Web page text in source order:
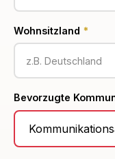
Wohnsitzland *
Bevorzugte